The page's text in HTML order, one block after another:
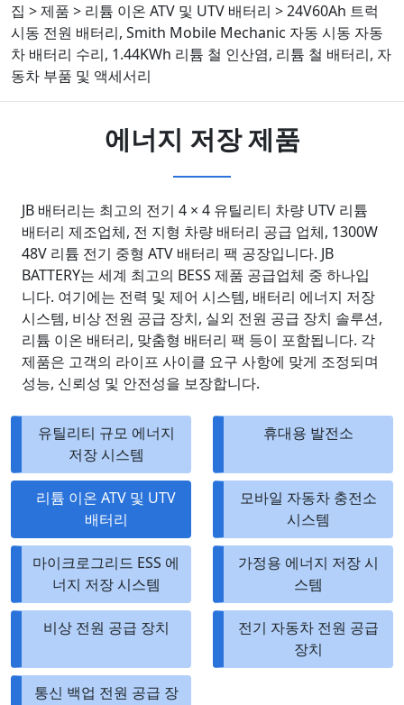
집 >제품 > 리튬 이온 ATV 및 UTV 배터리 >24V60Ah 트럭
시동 전원 배터리, Smith Mobile Mechanic 자동 시동 자동
차 배터리 수리, 1.44KWh 리튬 철 인산염, 리튬 철 배터리, 자
동차 부품 및 액세서리
에너지 저장 제품
JB 배터리는 최고의 전기 4 × 4 유틸리티 차량 UTV 리튬
배터리 제조업체, 전 지형 차량 배터리 공급 업체, 1300W
48V 리튬 전기 중형 ATV 배터리 팩 공장입니다. JB
BATTERY는 세계 최고의 BESS 제품 공급업체 중 하나입
니다. 여기에는 전력 및 제어 시스템, 배터리 에너지 저장
시스템, 비상 전원 공급 장치, 실외 전원 공급 장치 솔루션,
리튬 이온 배터리, 맞춤형 배터리 팩 등이 포함됩니다. 각
제품은 고객의 라이프 사이클 요구 사항에 맞게 조정되며
성능, 신뢰성 및 안전성을 보장합니다.
유틸리티 규모 에너지
저장 시스템
휴대용 발전소
리튬 이온 ATV 및 UTV
배터리
모바일 자동차 충전소
시스템
마이크로그리드 ESS 에
너지 저장 시스템
가정용 에너지 저장 시
스템
비상 전원 공급 장치
전기 자동차 전원 공급
장치
통신 백업 전원 공급 장